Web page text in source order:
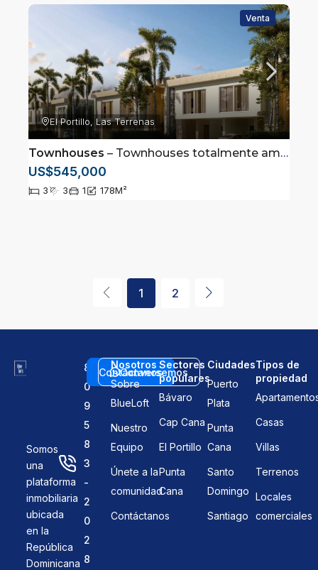
Venta
El Portillo, Las Terrenas
Townhouses – Townhouses totalmente amueblados en Las Terrenas, Samaná
US$545,000
3 3 1 178M²
1 2
Somos
una
plataforma
inmobiliaria
ubicada
en la
República
Dominicana
8
0
9
5
8
3
-
2
0
2
8
Contáctanos
Conversemos
Nosotros
Sobre
BlueLoft
Nuestro
Equipo
Únete a la
comunidad
Contáctanos
Sectores
populares
Bávaro
Cap Cana
El Portillo
Punta
Cana
Ciudades
Puerto
Plata
Punta
Cana
Santo
Domingo
Santiago
Tipos de
propiedad
Casas
Villas
Terrenos
Locales
comerciales